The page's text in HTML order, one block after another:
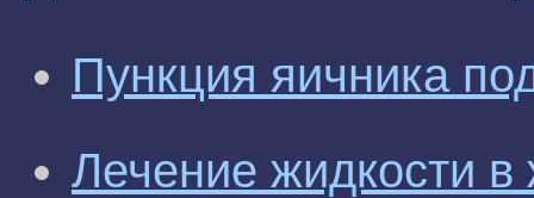
Пункция яичника
Лечение жидкости в